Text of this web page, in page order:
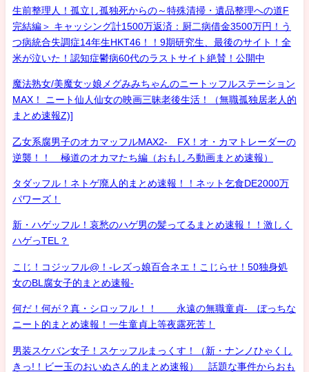
生前整理人！孤立し孤独死からの～特殊清掃・遺品整理への道F
完結編＞ キャッシング計1500万返済：厨二病借金3500万円！う
つ病統合失調症14年生HKT46！！9期研究生、最後のサイト！全
米が泣いた！認知症鬱病60代のラストサイト絶賛！公開中
魔法熟女/美魔女ッ娘メグみみちゃんのニートッフルステーション
MAX！ ニート仙人仙女の映画三昧老後生活！（無職孤独居老人的
まとめ速報Z)]
乙女系腐男子のオカマッフルMAX2- FX！オ・カマトレーダーの
逆襲！！ 極道のオカマたち編（おもしろ動画まとめ速報）
タダッフル！ネトゲ廃人的まとめ速報！！ネット乞食DE2000万
パワーズ！
新・ハゲッフル！哀愁のハゲ男の髪ってるまとめ速報！！激しく
ハゲっTEL？
こじ！コジッフル@！-レズっ娘百合ネエ！こじらせ！50独身処
女のBL腐女子的まとめ速報-
何だ！何が？真・シロッフル！！ 永遠の無職童貞- ぼっちな
ニート的まとめ速報！一生童貞上等夜露死苦！
男装スケバン女子！スケッフルまっくす！（新・ナンノひゃくし
きっ!！ビー玉のおいぬさん的まとめ速報） 話題な事件からおも